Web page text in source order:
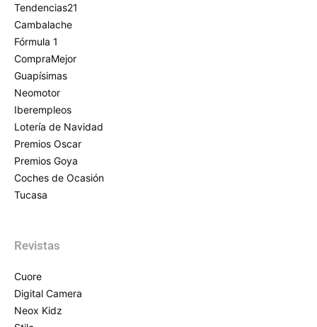
Tendencias21
Cambalache
Fórmula 1
CompraMejor
Guapísimas
Neomotor
Iberempleos
Lotería de Navidad
Premios Oscar
Premios Goya
Coches de Ocasión
Tucasa
Revistas
Cuore
Digital Camera
Neox Kidz